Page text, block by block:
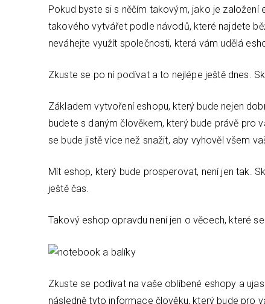
Pokud byste si s něčím takovým, jako je založení
takového vytvářet podle návodů, které najdete
neváhejte využít společnosti, která vám udělá
Zkuste se po ní podívat a to nejlépe ještě dnes.
Základem vytvoření eshopu, který bude nejen
budete s daným člověkem, který bude právě pro
se bude jistě více než snažit, aby vyhověl všem
Mít eshop, který bude prosperovat, není jen tak.
ještě čas.
Takový eshop opravdu není jen o věcech, které
Zkuste se podívat na vaše oblíbené eshopy a
následně tyto informace člověku, který bude pro